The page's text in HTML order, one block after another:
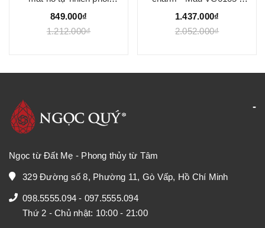
charm - Mẫu VC1025 -
Ngọc Quý
849.000₫
1.212.000₫
Ngọc Quý
1.437.000₫
2.052.000₫
Ngọc từ Đất Mẹ - Phong thủy từ Tâm
329 Đường số 8, Phường 11, Gò Vấp, Hồ Chí Minh
098.5555.094 - 097.5555.094
Thứ 2 - Chủ nhật: 10:00 - 21:00